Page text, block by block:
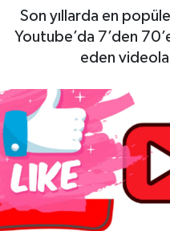
Son yıllarda en
Youtube’da 7’den
eden
SAĞLIK
EĞİTİM
YAŞAM
ÇEVRE
İLÇELER
Süper Lig Puan
Tüm Manşetler
Son Dakika Haberleri
Haber Arşivi